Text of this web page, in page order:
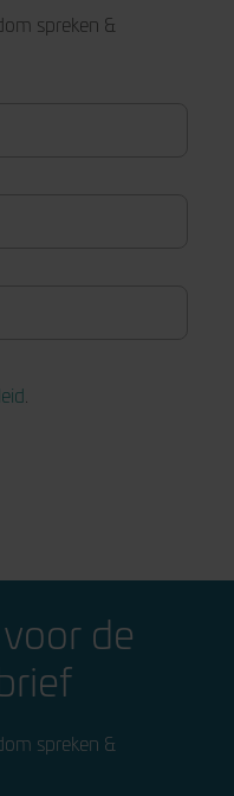
spreken &
de
spreken &